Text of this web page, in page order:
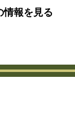
情報を見る